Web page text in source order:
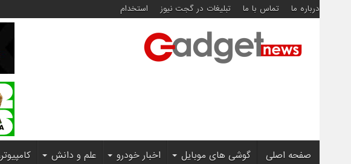
درباره ما تماس با ما تبلیغات در گجت نیوز استخدام
صفحه اصلی گوشی های موبایل اخبار خودرو علم و دانش